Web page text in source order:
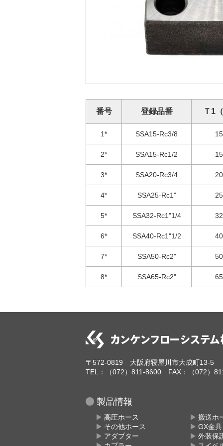
番号 登録品番 Ｔ1
1* SSA15-Rc3/8
2* SSA15-Rc1/2
3* SSA20-Rc3/4
4* SSA25-Rc1"
5* SSA32-Rc1"1/4
6* SSA40-Rc1"1/2
7* SSA50-Rc2"
8* SSA65-Rc2"
〒572-0819 大阪府寝屋川市大成町13-5
TEL：（072）811-8600 FAX：（072）
製品情報
高圧ホース
搬送ホ
その他ホース
GX金
アダプター
外装保